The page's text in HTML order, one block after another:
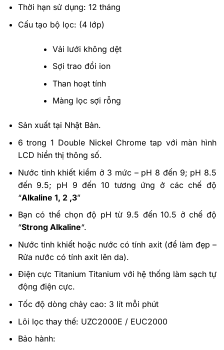
Thời hạn sử dụng: 12 tháng
Cấu tạo bộ lọc: (4 lớp)
Vải lưới không dệt
Sợi trao đổi ion
Than hoạt tính
Màng lọc sợi rỗng
Sản xuất tại Nhật Bản.
6 trong 1 Double Nickel Chrome tap với màn hình
LCD hiển thị thông số.
Nước tinh khiết kiềm ở 3 mức – pH 8 đến 9; pH 8.5
đến 9.5; pH 9 đến 10 tương ứng ở các chế độ
“Alkaline 1, 2 ,3”
Bạn có thể chọn độ pH từ 9.5 đến 10.5 ở chế độ
“Strong Alkaline“.
Nước tinh khiết hoặc nước có tính axit (để làm đẹp –
Rửa nước có tính axit lên da).
Điện cực Titanium Titanium với hệ thống làm sạch tự
động điện cực.
Tốc độ dòng chảy cao: 3 lít mỗi phút
Lõi lọc thay thế: UZC2000E / EUC2000
Bảo hành: